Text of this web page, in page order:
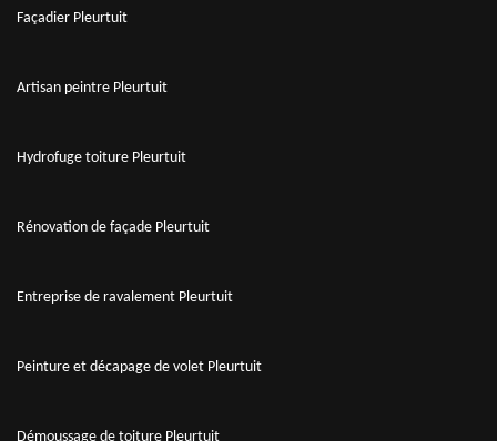
Façadier Pleurtuit
Artisan peintre Pleurtuit
Hydrofuge toiture Pleurtuit
Rénovation de façade Pleurtuit
Entreprise de ravalement Pleurtuit
Peinture et décapage de volet Pleurtuit
Démoussage de toiture Pleurtuit